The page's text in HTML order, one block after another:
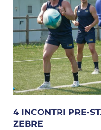
4 INCONTRI PRE-
ZEBRE